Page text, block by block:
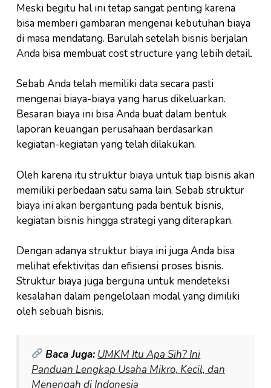
Meski begitu hal ini tetap sangat penting karena
bisa memberi gambaran mengenai kebutuhan biaya
di masa mendatang. Barulah setelah bisnis berjalan
Anda bisa membuat cost structure yang lebih detail.
Sebab Anda telah memiliki data secara pasti
mengenai biaya-biaya yang harus dikeluarkan.
Besaran biaya ini bisa Anda buat dalam bentuk
laporan keuangan perusahaan berdasarkan
kegiatan-kegiatan yang telah dilakukan.
Oleh karena itu struktur biaya untuk tiap bisnis akan
memiliki perbedaan satu sama lain. Sebab struktur
biaya ini akan bergantung pada bentuk bisnis,
kegiatan bisnis hingga strategi yang diterapkan.
Dengan adanya struktur biaya ini juga Anda bisa
melihat efektivitas dan efisiensi proses bisnis.
Struktur biaya juga berguna untuk mendeteksi
kesalahan dalam pengelolaan modal yang dimiliki
oleh sebuah bisnis.
Baca Juga: UMKM Itu Apa Sih? Ini
Panduan Lengkap Usaha Mikro, Kecil, dan
Menengah di Indonesia